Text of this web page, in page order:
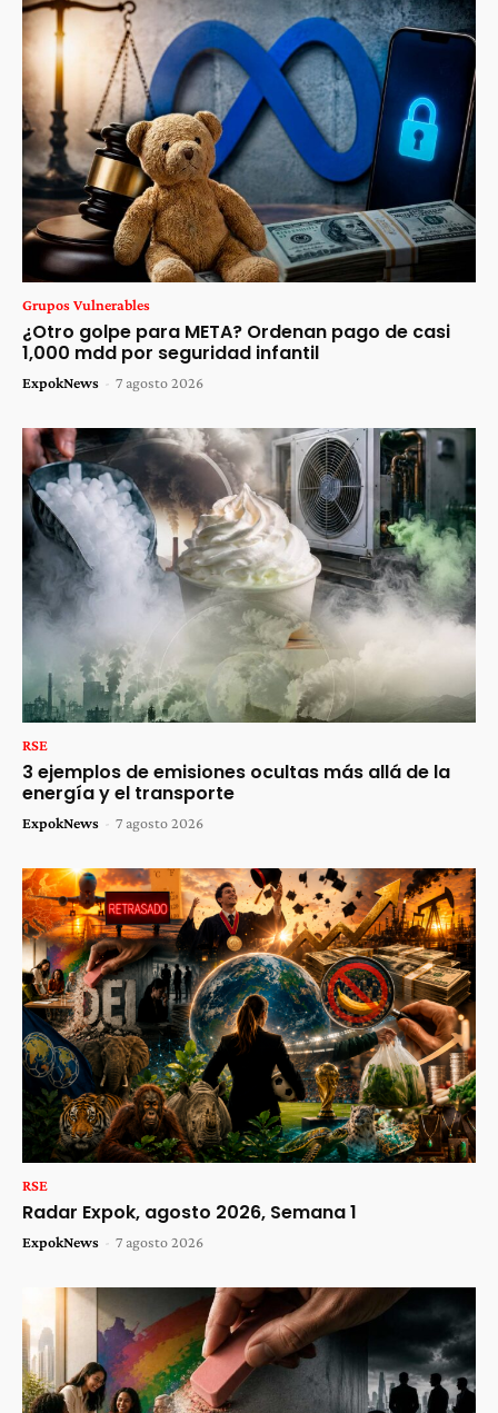
Grupos Vulnerables
¿Otro golpe para META? Ordenan pago de casi
1,000 mdd por seguridad infantil
ExpokNews - 7 agosto 2026
RSE
3 ejemplos de emisiones ocultas más allá de la
energía y el transporte
ExpokNews - 7 agosto 2026
RSE
Radar Expok, agosto 2026, Semana 1
ExpokNews - 7 agosto 2026